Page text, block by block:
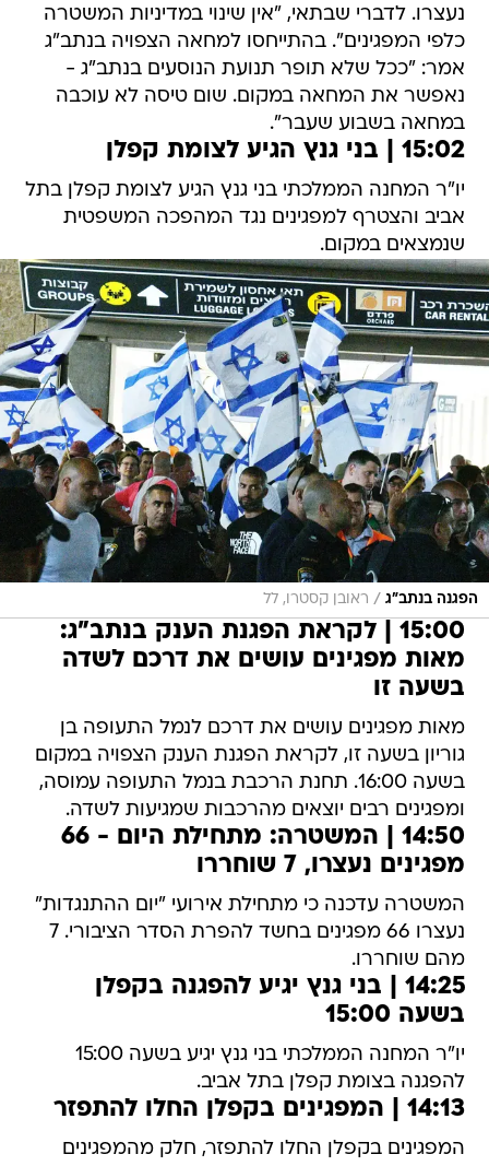
נעצרו. לדברי שבתאי, "אין שינוי במדיניות המשטרה
כלפי המפגינים". בהתייחסו למחאה הצפויה בנתב"ג
אמר: "ככל שלא תופר תנועת הנוסעים בנתב"ג -
נאפשר את המחאה במקום. שום טיסה לא עוכבה
במחאה בשבוע שעבר".
15:02 | בני גנץ הגיע לצומת קפלן
יו"ר המחנה הממלכתי בני גנץ הגיע לצומת קפלן בתל
אביב והצטרף למפגינים נגד המהפכה המשפטית
שנמצאים במקום.
הפגנה בנתב"ג / ראובן קסטרו, לל
15:00 | לקראת הפגנת הענק בנתב"ג:
מאות מפגינים עושים את דרכם לשדה
בשעה זו
מאות מפגינים עושים את דרכם לנמל התעופה בן
גוריון בשעה זו, לקראת הפגנת הענק הצפויה במקום
בשעה 16:00. תחנת הרכבת בנמל התעופה עמוסה,
ומפגינים רבים יוצאים מהרכבות שמגיעות לשדה.
14:50 | המשטרה: מתחילת היום - 66
מפגינים נעצרו, 7 שוחררו
המשטרה עדכנה כי מתחילת אירועי "יום ההתנגדות"
נעצרו 66 מפגינים בחשד להפרת הסדר הציבורי. 7
מהם שוחררו.
14:25 | בני גנץ יגיע להפגנה בקפלן
בשעה 15:00
יו"ר המחנה הממלכתי בני גנץ יגיע בשעה 15:00
להפגנה בצומת קפלן בתל אביב.
14:13 | המפגינים בקפלן החלו להתפזר
המפגינים בקפלן החלו להתפזר, חלק מהמפגינים